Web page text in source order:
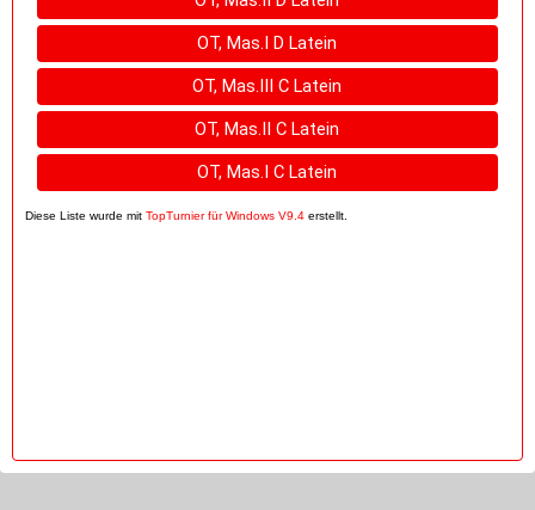
OT, Mas.I D Latein
OT, Mas.III C Latein
OT, Mas.II C Latein
OT, Mas.I C Latein
Diese Liste wurde mit TopTurnier für Windows V9.4 erstellt.